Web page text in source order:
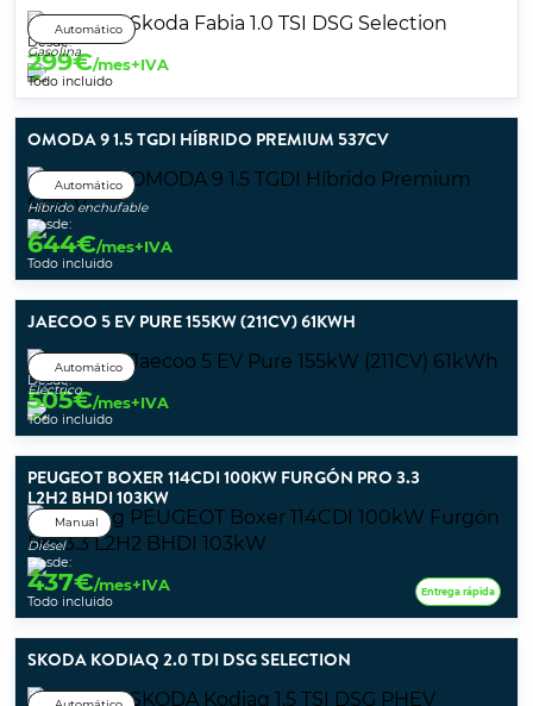
Automático
Gasolina
Desde:
299€/mes+IVA
Todo incluido
OMODA 9 1.5 TGDI HÍBRIDO PREMIUM 537CV
Automático
Híbrido enchufable
Desde:
644€/mes+IVA
Todo incluido
JAECOO 5 EV PURE 155KW (211CV) 61KWH
Automático
Eléctrico
Desde:
505€/mes+IVA
Todo incluido
PEUGEOT BOXER 114CDI 100KW FURGÓN PRO 3.3
L2H2 BHDI 103KW
Manual
Diésel
Desde:
437€/mes+IVA
Todo incluido
Entrega rápida
SKODA KODIAQ 2.0 TDI DSG SELECTION